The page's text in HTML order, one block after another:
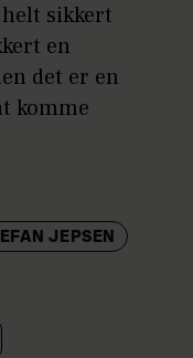
sikkert
en
det er en
komme
JEPSEN